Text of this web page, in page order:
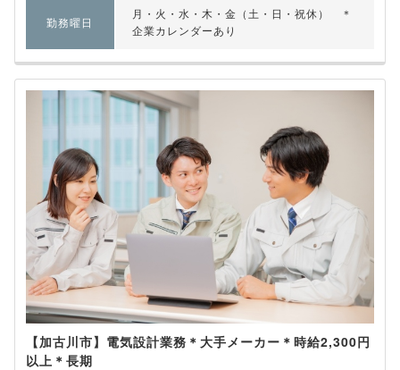
勤務曜日
月・火・水・木・金（土・日・祝休） ＊
企業カレンダーあり
【加古川市】電気設計業務＊大手メーカー＊時給2,300円
以上＊長期